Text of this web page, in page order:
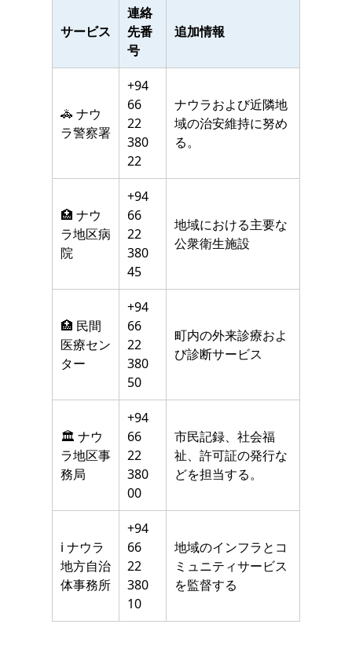
サービス
連絡
先番
号
追加情報
🚓 ナウ
ラ警察署
+94
66
22
380
22
ナウラおよび近隣地
域の治安維持に努め
る。
🏥 ナウ
ラ地区病
院
+94
66
22
380
45
地域における主要な
公衆衛生施設
🏥 民間
医療セン
ター
+94
66
22
380
50
町内の外来診療およ
び診断サービス
🏛️ ナウ
ラ地区事
務局
+94
66
22
380
00
市民記録、社会福
祉、許可証の発行な
どを担当する。
ℹ️ ナウラ
地方自治
体事務所
+94
66
22
380
10
地域のインフラとコ
ミュニティサービス
を監督する